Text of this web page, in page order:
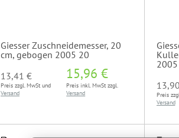
Giesser Zuschneidemesser, 20
cm, gebogen 2005 20
13,41 €
Preis zzgl. MwSt und
Versand
15,96 €
Preis inkl. MwSt zzgl.
Versand
Preis
Versand